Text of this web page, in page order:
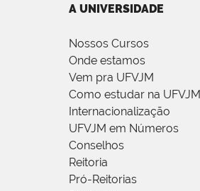
A UNIVERSIDADE
Nossos Cursos
Onde estamos
Vem pra UFVJM
Como estudar na UFVJM
Internacionalização
UFVJM em Números
Conselhos
Reitoria
Pró-Reitorias